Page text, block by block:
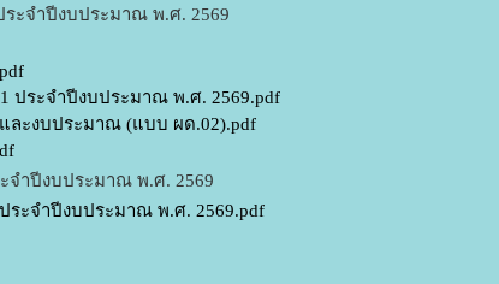
ระจำปีงบประมาณ พ.ศ. 2569
ประจำปีงบประมาณ พ.ศ. 2569.pdf
ะงบประมาณ (แบบ ผด.02).pdf
จำปีงบประมาณ พ.ศ. 2569
ระจำปีงบประมาณ พ.ศ. 2569.pdf